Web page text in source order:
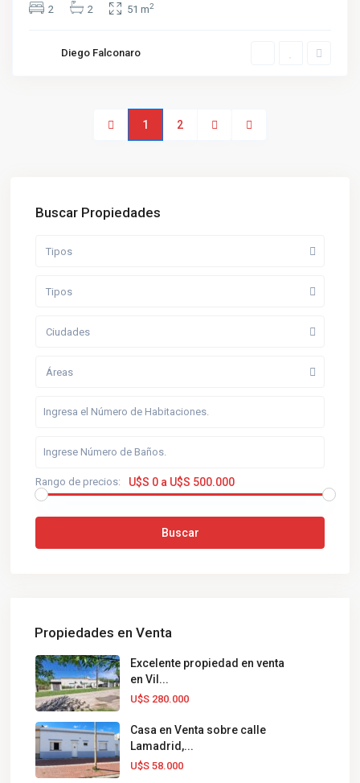
2 2 51 m2
Diego Falconaro
1 2
Buscar Propiedades
Tipos
Tipos
Ciudades
Áreas
Rango de precios: U$S 0 a U$S 500.000
Buscar
Propiedades en Venta
Excelente propiedad en venta
en Vil...
U$S 280.000
Casa en Venta sobre calle
Lamadrid,...
U$S 58.000